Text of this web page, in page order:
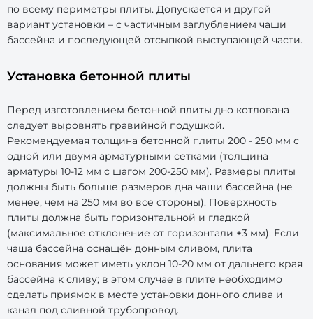
по всему периметры плиты. Допускается и другой
вариант установки – с частичным заглублением чаши
бассейна и последующей отсыпкой выступающей части.
Установка бетонной плиты
Перед изготовлением бетонной плиты дно котлована
следует выровнять гравийной подушкой.
Рекомендуемая толщина бетонной плиты 200 - 250 мм с
одной или двумя арматурными сетками (толщина
арматуры 10-12 мм с шагом 200-250 мм). Размеры плиты
должны быть больше размеров дна чаши бассейна (не
менее, чем на 250 мм во все стороны). Поверхность
плиты должна быть горизонтальной и гладкой
(максимальное отклонение от горизонтали +3 мм). Если
чаша бассейна оснащён донным сливом, плита
основания может иметь уклон 10-20 мм от дальнего края
бассейна к сливу; в этом случае в плите необходимо
сделать приямок в месте установки донного слива и
канал под сливной трубопровод.